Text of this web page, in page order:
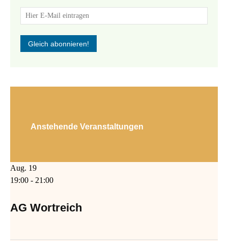
Anstehende Veranstaltungen
Aug. 19
19:00 - 21:00
AG Wortreich